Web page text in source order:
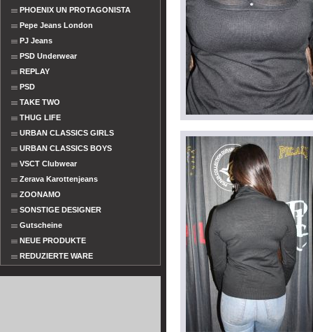
PHOENIX UN PROTAGONISTA
Pepe Jeans London
PJ Jeans
PSD Underwear
REPLAY
PSD
TAKE TWO
THUG LIFE
URBAN CLASSICS GIRLS
URBAN CLASSICS BOYS
VSCT Clubwear
Zerava Karottenjeans
ZOONAMO
SONSTIGE DESIGNER
Gutscheine
NEUE PRODUKTE
REDUZIERTE WARE